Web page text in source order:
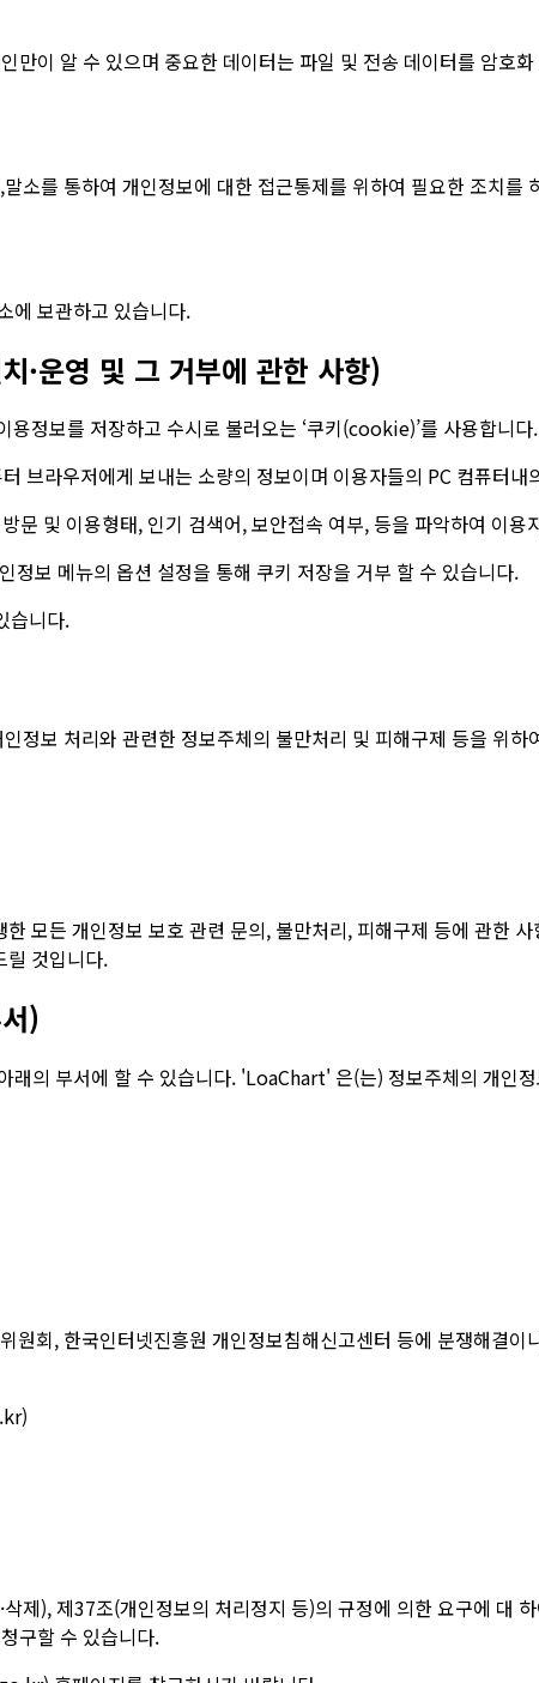
만이 알 수 있으며 중요한 데이터는 파일 및 전송 데이터를 암호
소를 통하여 개인정보에 대한 접근통제를 위하여 필요한 조치
에 보관하고 있습니다.
·운영 및 그 거부에 관한 사항)
정보를 저장하고 수시로 불러오는 ‘쿠키(cookie)’를 사용합니다.
라우저에게 보내는 소량의 정보이며 이용자들의 PC 컴퓨터내
문 및 이용형태, 인기 검색어, 보안접속 여부, 등을 파악하여 이
정보 메뉴의 옵션 설정을 통해 쿠키 저장을 거부 할 수 있습니다.
습니다.
보 처리와 관련한 정보주체의 불만처리 및 피해구제 등을 위
모든 개인정보 보호 관련 문의, 불만처리, 피해구제 등에 관한
릴 것입니다.
)
의 부서에 할 수 있습니다. 'LoaChart' 은(는) 정보주체의 개인
회, 한국인터넷진흥원 개인정보침해신고센터 등에 분쟁해결
제), 제37조(개인정보의 처리정지 등)의 규정에 의한 요구에 대
구할 수 있습니다.